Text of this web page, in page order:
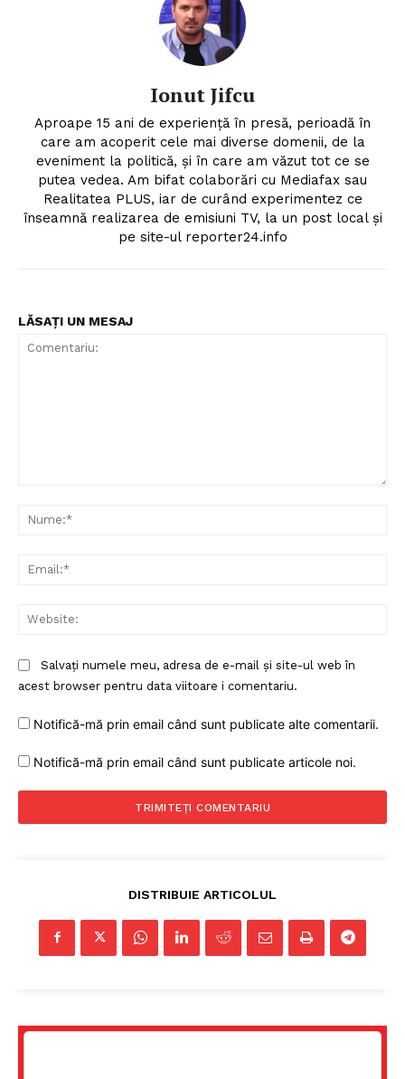
Proiecte editoriale
Contact
Ionut Jifcu
Aproape 15 ani de experienţă în presă, perioadă în
care am acoperit cele mai diverse domenii, de la
eveniment la politică, şi în care am văzut tot ce se
putea vedea. Am bifat colaborări cu Mediafax sau
Realitatea PLUS, iar de curând experimentez ce
înseamnă realizarea de emisiuni TV, la un post local şi
pe site-ul reporter24.info
LĂSAȚI UN MESAJ
Salvați numele meu, adresa de e-mail și site-ul web în
acest browser pentru data viitoare i comentariu.
Notifică-mă prin email când sunt publicate alte comentarii.
Notifică-mă prin email când sunt publicate articole noi.
DISTRIBUIE ARTICOLUL